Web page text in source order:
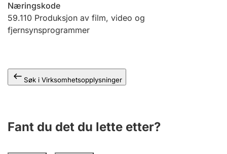
Offentlig sektor
Næringskode
59.110 Produksjon av film, video og
fjernsynsprogrammer
Søk i Virksomhetsopplysninger
Fant du det du lette etter?